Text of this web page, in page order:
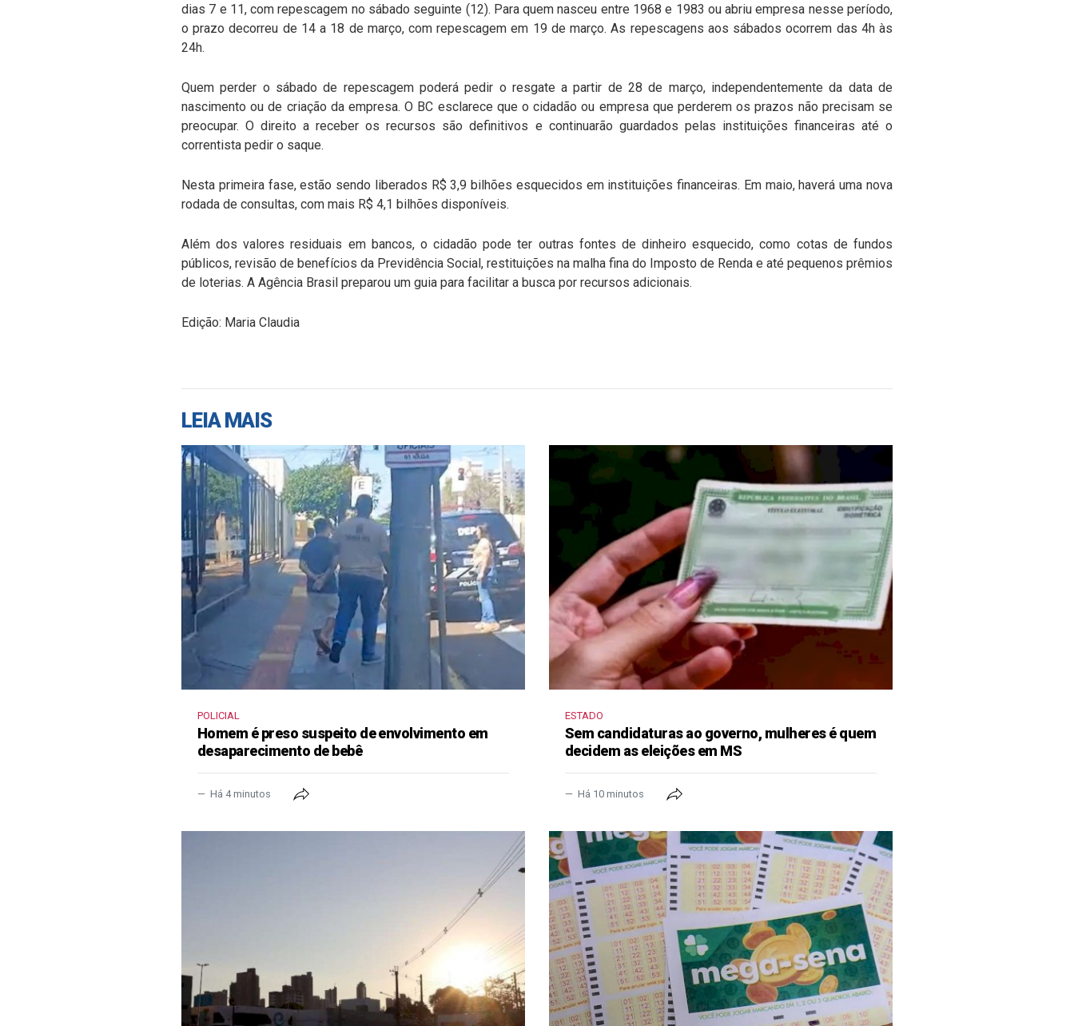
dias 7 e 11, com repescagem no sábado seguinte (12). Para quem nasceu entre 1968 e 1983 ou abriu empresa nesse período,
o prazo decorreu de 14 a 18 de março, com repescagem em 19 de março. As repescagens aos sábados ocorrem das 4h às
24h.
Quem perder o sábado de repescagem poderá pedir o resgate a partir de 28 de março, independentemente da data de
nascimento ou de criação da empresa. O BC esclarece que o cidadão ou empresa que perderem os prazos não precisam se
preocupar. O direito a receber os recursos são definitivos e continuarão guardados pelas instituições financeiras até o
correntista pedir o saque.
Nesta primeira fase, estão sendo liberados R$ 3,9 bilhões esquecidos em instituições financeiras. Em maio, haverá uma nova
rodada de consultas, com mais R$ 4,1 bilhões disponíveis.
Além dos valores residuais em bancos, o cidadão pode ter outras fontes de dinheiro esquecido, como cotas de fundos
públicos, revisão de benefícios da Previdência Social, restituições na malha fina do Imposto de Renda e até pequenos prêmios
de loterias. A Agência Brasil preparou um guia para facilitar a busca por recursos adicionais.
Edição: Maria Claudia
LEIA MAIS
POLICIAL
Homem é preso suspeito de envolvimento em
desaparecimento de bebê
Há 4 minutos
ESTADO
Sem candidaturas ao governo, mulheres é quem
decidem as eleições em MS
Há 10 minutos